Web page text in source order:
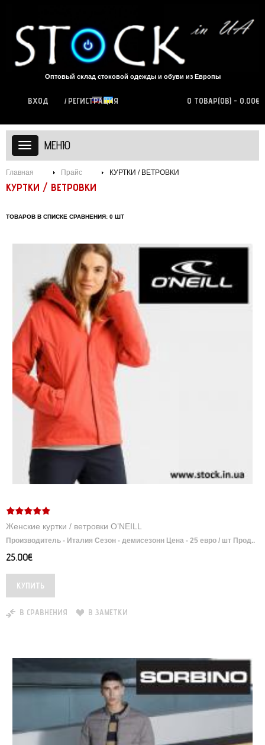
Оптовый склад стоковой одежды и обуви из Европы
0 ТОВАР(ОВ) - 0.00€
ВХОД РЕГИСТРАЦИЯ
МЕНЮ
Главная Прайс КУРТКИ / ВЕТРОВКИ
КУРТКИ / ВЕТРОВКИ
ТОВАРОВ В СПИСКЕ СРАВНЕНИЯ: 0 ШТ
Женские куртки / ветровки O’NEILL
Производитель - Италия Сезон - демисезонн Цена - 25 евро / шт Прод..
25.00€
В СРАВНЕНИЯ В ЗАМЕТКИ